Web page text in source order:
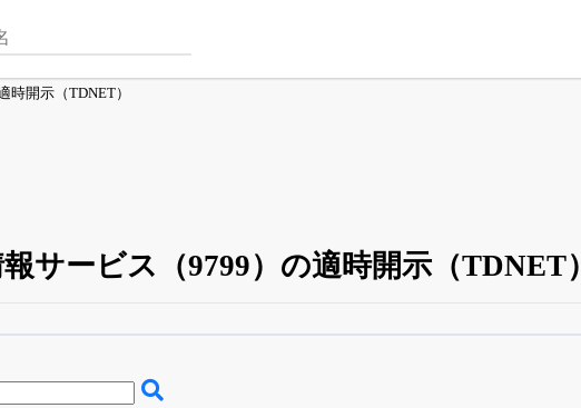
時開示（TDNET）
サービス（9799）の適時開示（TDNET）
無料でβ版をはじめる